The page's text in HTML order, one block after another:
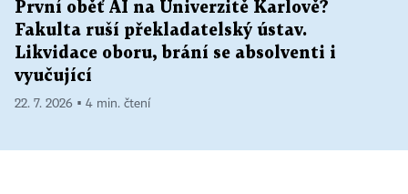
První oběť AI na Univerzitě Karlově?
Fakulta ruší překladatelský ústav.
Likvidace oboru, brání se absolventi i
vyučující
22. 7. 2026 ▪ 4 min. čtení